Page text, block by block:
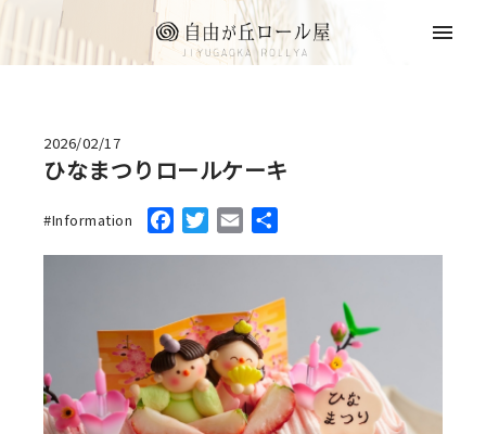
2026/02/17
ひなまつりロールケーキ
Information FacebookTwitter
Email